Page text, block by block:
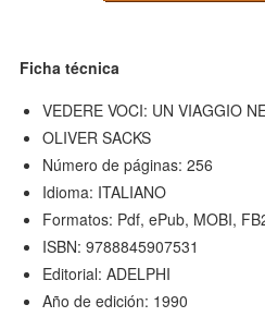
Ficha técnica
VEDERE VOCI: UN VIAGGIO
OLIVER SACKS
Número de páginas: 256
Idioma: ITALIANO
Formatos: Pdf, ePub, MOBI,
ISBN: 9788845907531
Editorial: ADELPHI
Año de edición: 1990